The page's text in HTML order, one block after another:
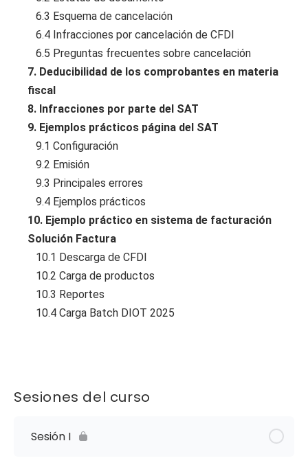
6.3 Esquema de cancelación
6.4 Infracciones por cancelación de CFDI
6.5 Preguntas frecuentes sobre cancelación
7. Deducibilidad de los comprobantes en materia
fiscal
8. Infracciones por parte del SAT
9. Ejemplos prácticos página del SAT
9.1 Configuración
9.2 Emisión
9.3 Principales errores
9.4 Ejemplos prácticos
10. Ejemplo práctico en sistema de facturación
Solución Factura
10.1 Descarga de CFDI
10.2 Carga de productos
10.3 Reportes
10.4 Carga Batch DIOT 2025
Sesiones del curso
Sesión I